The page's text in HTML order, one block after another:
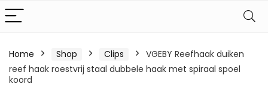
Home Shop Clips
VGEBY Reefhaak duiken
reef haak roestvrij staal dubbele haak met spiraal spoel
koord